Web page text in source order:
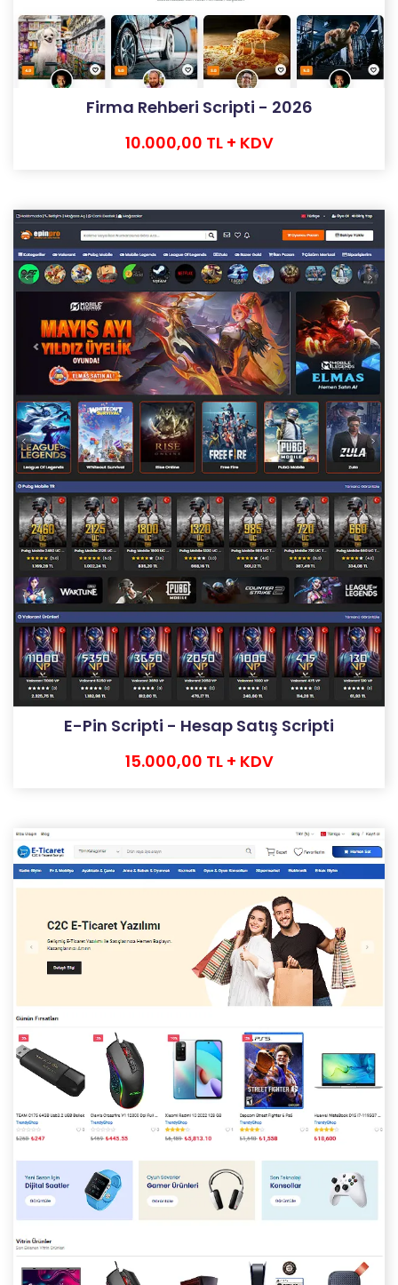
Firma Rehberi Scripti - 2026
10.000,00 TL + KDV
E-Pin Scripti - Hesap Satış Scripti
15.000,00 TL + KDV